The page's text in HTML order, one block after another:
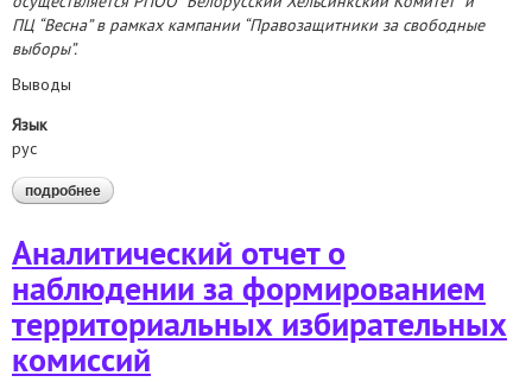
ПЦ “Весна” в рамках кампании “Правозащитники за свободные
выборы”.
Выводы
Язык
рус
подробнее о аналитический недельный отчет по результатам
наблюдения: 25-31 мая 2020 года
Аналитический отчет о
наблюдении за формированием
территориальных избирательных
комиссий